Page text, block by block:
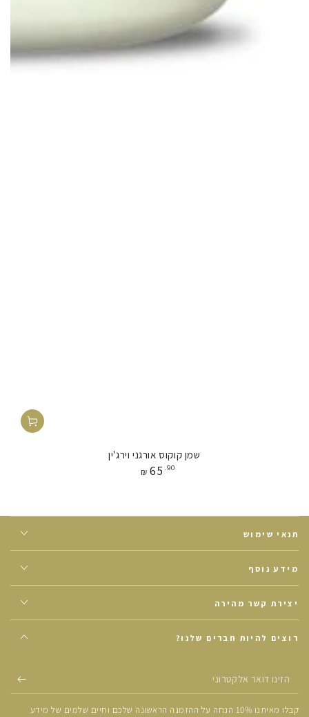
שמן קוקוס אורגני וירג'ין
מחיר
₪ 65 .90
תנאי שימוש
מידע נוסף
יצירת קשר מהירה
רוצים להיות חברים שלנו?
הזינו
דואר
קבלו מאיתנו 10% הנחה על ההזמנה הראשונה שלכם וחיים שלמים של מידע